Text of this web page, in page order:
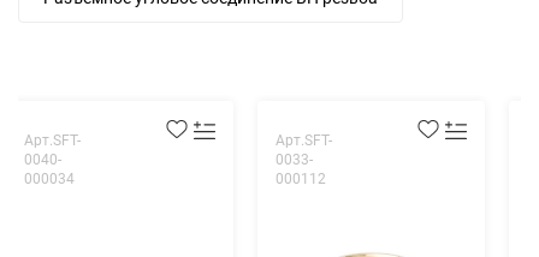
Арт.SFT-
0040-
000034
Арт.SFT-
0033-
000112